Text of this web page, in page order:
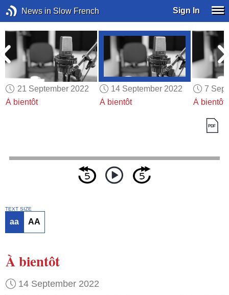
News in Slow French Sign In
21 September 2022
À bientôt
14 September 2022
À bientôt
7
À bientôt
TEXT SIZE
aa AA
À bientôt
14 September 2022